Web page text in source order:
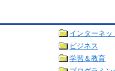
インターネッ
ビジネス
学習＆教育